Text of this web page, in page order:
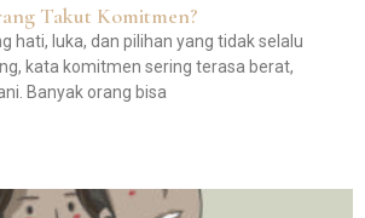
Takut Komitmen?
hati, luka, dan pilihan yang tidak selalu
kata komitmen sering terasa berat,
Banyak orang bisa